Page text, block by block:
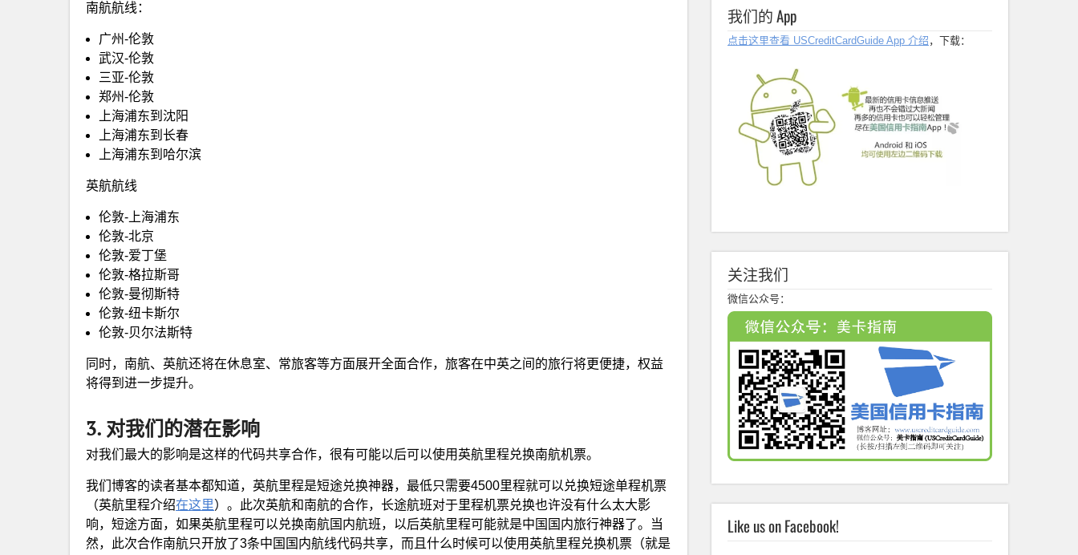
南航航线：
广州-伦敦
武汉-伦敦
三亚-伦敦
郑州-伦敦
上海浦东到沈阳
上海浦东到长春
上海浦东到哈尔滨
英航航线
伦敦-上海浦东
伦敦-北京
伦敦-爱丁堡
伦敦-格拉斯哥
伦敦-曼彻斯特
伦敦-纽卡斯尔
伦敦-贝尔法斯特
同时，南航、英航还将在休息室、常旅客等方面展开全面合作，旅客在中英之间的旅行将更便捷，权益
将得到进一步提升。
3. 对我们的潜在影响
对我们最大的影响是这样的代码共享合作，很有可能以后可以使用英航里程兑换南航机票。
我们博客的读者基本都知道，英航里程是短途兑换神器，最低只需要4500里程就可以兑换短途单程机票
（英航里程介绍在这里）。此次英航和南航的合作，长途航班对于里程机票兑换也许没有什么太大影
响，短途方面，如果英航里程可以兑换南航国内航班，以后英航里程可能就是中国国内旅行神器了。当
然，此次合作南航只开放了3条中国国内航线代码共享，而且什么时候可以使用英航里程兑换机票（就是
我们的 App
点击这里查看 USCreditCardGuide App 介绍 ，下载：
关注我们
微信公众号：
Like us on Facebook!